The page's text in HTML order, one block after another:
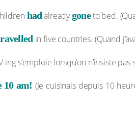
hadalreadygoneto bed.
in five countries. (Quand
ing s’emploie lorsqu’on n’insiste
10 am! (Je cuisinais depuis 10